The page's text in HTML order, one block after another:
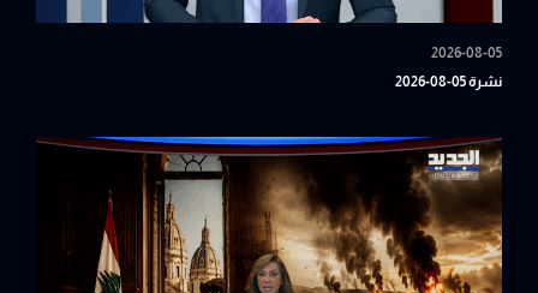
2026-08-05
نشرة 05-08-2026